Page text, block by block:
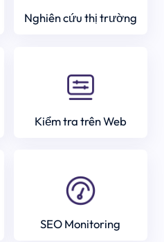
Nghiên cứu thị trường
Kiểm tra trên Web
SEO Monitoring